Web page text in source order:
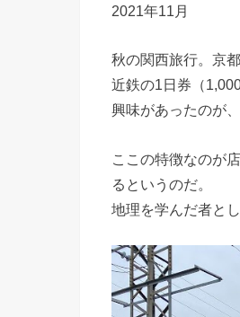
2021年11月
秋の関西旅行。京
近鉄の1日券（
興味があったのが
ここの特徴なのが
るというのだ。
地理を学んだ者と